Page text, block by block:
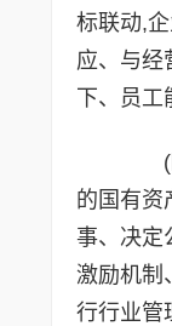
标联动,
应、与经
下、员
(四
的国有资
事、决定
激励机制
行行业管